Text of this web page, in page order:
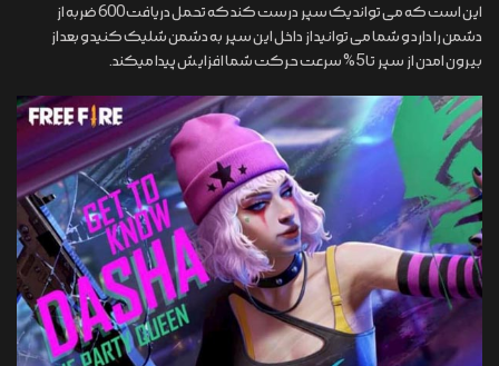
این است که می تواند یک سپر درست کند که تحمل دریافت 600 ضربه از
دشمن را دارد و شما می توانید از داخل این سپر به دشمن شلیک کنید و بعد از
بیرون امدن از سپر تا 5% سرعت حرکت شما افزایش پیدا میکند.